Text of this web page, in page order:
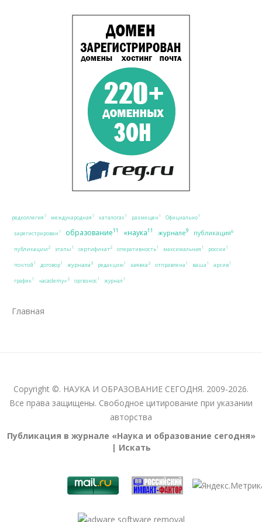
редколлегия 1 международная 1 каталогах 1 размещен 1 Официально1
зарегистрирован 1 образование11 «наука11 журнале9 публикация6
публикации2 этапы 1 сертификат2 оперативность1 максимальная 1 россии 1
почтой 1 договор1 журнала3 редакцию1 заявка2 отправлена 1 ваша 1 архив1
график1 «academy»2 оргвзнос1 журнал 1
Главная
Copyright ©. НАУКА И ОБРАЗОВАНИЕ СЕГОДНЯ. 2009-2026.
Все права защищены. Свободное цитирование при указании
авторства
Публикация в журнале «Наука и образование сегодня»
| Искать